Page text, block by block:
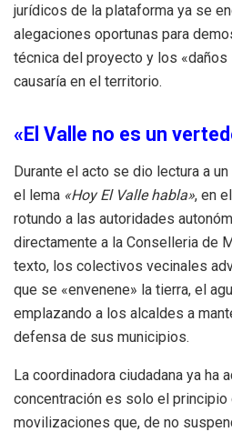
jurídicos de la plataforma ya se
alegaciones oportunas para
técnica del proyecto y los
causaría en el territorio.
«El Valle no es un
Durante el acto se dio lectura a
el lema «Hoy El Valle habla», en
rotundo a las autoridades
directamente a la Conselleria de
texto, los colectivos vecinales
que se «envenene» la tierra, el
emplazando a los alcaldes a
defensa de sus municipios.
La coordinadora ciudadana ya ha
concentración es solo el principio
movilizaciones que, de no